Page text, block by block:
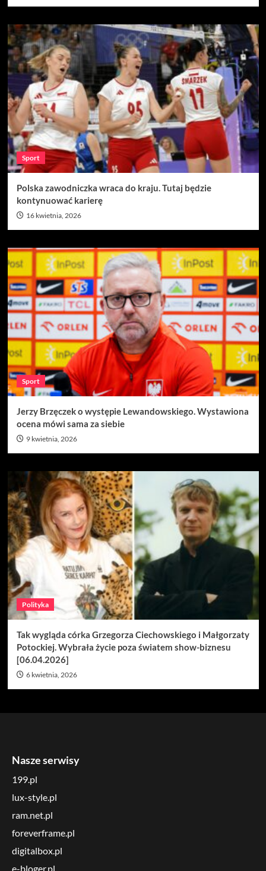
Sport
Polska zawodniczka wraca do kraju. Tutaj będzie
kontynuować karierę
16 kwietnia, 2026
Sport
Jerzy Brzęczek o występie Lewandowskiego. Wystawiona
ocena mówi sama za siebie
9 kwietnia, 2026
Polityka
Tak wygląda córka Grzegorza Ciechowskiego i Małgorzaty
Potockiej. Wybrała życie poza światem show-biznesu
[06.04.2026]
6 kwietnia, 2026
Nasze serwisy
199.pl
lux-style.pl
ram.net.pl
foreverframe.pl
digitalbox.pl
e-bloger.pl